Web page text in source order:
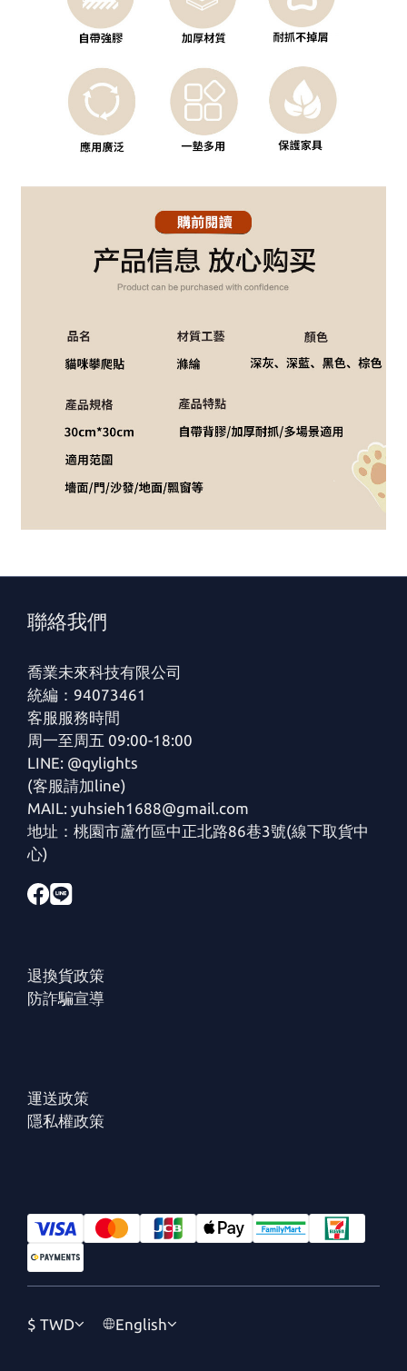
聯絡我們
喬業未來科技有限公司
統編：94073461
客服服務時間
周一至周五 09:00-18:00
LINE: @qylights
(客服請加line)
MAIL: yuhsieh1688@gmail.com
地址：桃園市蘆竹區中正北路86巷3號(線下取貨中
心)
退換貨政策
防詐騙宣導
運送政策
隱私權政策
$ TWD English